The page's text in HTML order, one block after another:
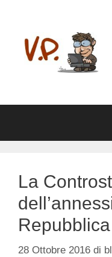
contenuto
La
Repubblica
28 Ottobre 2016 di